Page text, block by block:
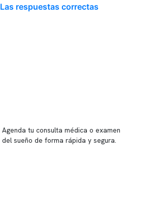
Las respuestas correctas
Agenda tu consulta médica o examen
del sueño de forma rápida y segura.